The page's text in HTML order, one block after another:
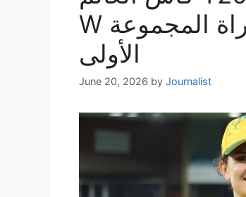
W المباراة الثامنة عشر، معاينة مباراة المجموعة
الأولى
June 20, 2026 by Journalist